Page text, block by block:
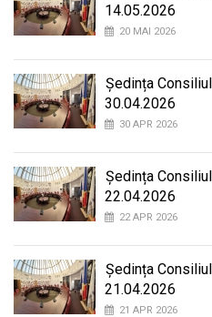
14.05.2026
20 MAI 2026
Ședința
30.04.2026
30 APR 2026
Ședința
22.04.2026
22 APR 2026
Ședința
21.04.2026
21 APR 2026